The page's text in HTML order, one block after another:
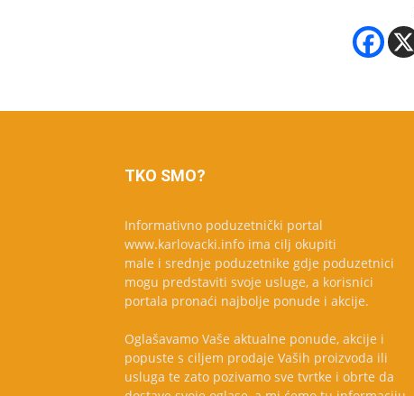
TKO SMO?
Informativno poduzetnički portal
www.karlovacki.info ima cilj okupiti
male i srednje poduzetnike gdje poduzetnici
mogu predstaviti svoje usluge, a korisnici
portala pronaći najbolje ponude i akcije.
Oglašavamo Vaše aktualne ponude, akcije i
popuste s ciljem prodaje Vaših proizvoda ili
usluga te zato pozivamo sve tvrtke i obrte da